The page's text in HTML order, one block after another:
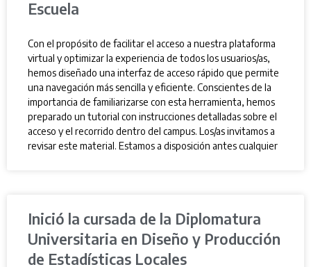
Escuela
Con el propósito de facilitar el acceso a nuestra plataforma
virtual y optimizar la experiencia de todos los usuarios/as,
hemos diseñado una interfaz de acceso rápido que permite
una navegación más sencilla y eficiente. Conscientes de la
importancia de familiarizarse con esta herramienta, hemos
preparado un tutorial con instrucciones detalladas sobre el
acceso y el recorrido dentro del campus. Los/as invitamos a
revisar este material. Estamos a disposición antes cualquier
Inició la cursada de la Diplomatura
Universitaria en Diseño y Producción
de Estadísticas Locales